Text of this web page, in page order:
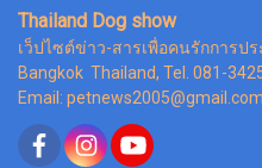
Thailand Dog show
เว็ปไซต์ข่าว-สารเพื่อคนรักการป
Bangkok Thailand, Tel. 081-
Email: petnews2005@gmail.com